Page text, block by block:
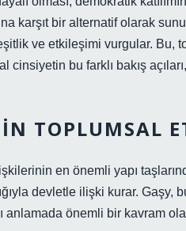
karşıt bir alternatif olarak
ve etkileşimi vurgular. Bu,
bu farklı bakış
TOPLUMSAL
en önemli yapı
devletle ilişki kurar.
anlamada önemli bir kavram